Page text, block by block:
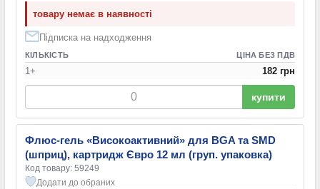
товару немає в наявності
Підписка на надходження
КІЛЬКІСТЬ ЦІНА БЕЗ ПДВ
1+ 182 грн
купити
Флюс-гель «Високоактивний» для BGA та SMD
(шприц), картридж Євро 12 мл (груп. упаковка)
Код товару: 59249
Додати до обраних